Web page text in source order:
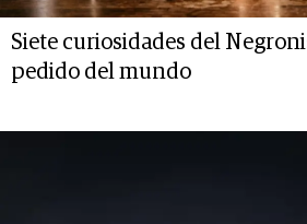
Siete curiosidades del
pedido del mundo